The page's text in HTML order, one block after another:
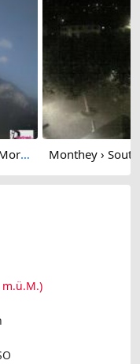
Massongex › South-east: Dent de Morcles
m.ü.M.)